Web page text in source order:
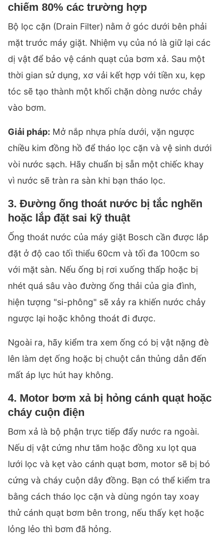
chiếm 80% các trường hợp
Bộ lọc cặn (Drain Filter) nằm ở góc dưới bên phải
mặt trước máy giặt. Nhiệm vụ của nó là giữ lại các
dị vật để bảo vệ cánh quạt của bơm xả. Sau một
thời gian sử dụng, xơ vải kết hợp với tiền xu, kẹp
tóc sẽ tạo thành một khối chặn dòng nước chảy
vào bơm.
Giải pháp: Mở nắp nhựa phía dưới, vặn ngược
chiều kim đồng hồ để tháo lọc cặn và vệ sinh dưới
vòi nước sạch. Hãy chuẩn bị sẵn một chiếc khay
vì nước sẽ tràn ra sàn khi bạn tháo lọc.
3. Đường ống thoát nước bị tắc nghẽn
hoặc lắp đặt sai kỹ thuật
Ống thoát nước của máy giặt Bosch cần được lắp
đặt ở độ cao tối thiểu 60cm và tối đa 100cm so
với mặt sàn. Nếu ống bị rơi xuống thấp hoặc bị
nhét quá sâu vào đường ống thải của gia đình,
hiện tượng "si-phông" sẽ xảy ra khiến nước chảy
ngược lại hoặc không thoát đi được.
Ngoài ra, hãy kiểm tra xem ống có bị vật nặng đè
lên làm dẹt ống hoặc bị chuột cắn thủng dẫn đến
mất áp lực hút hay không.
4. Motor bơm xả bị hỏng cánh quạt hoặc
cháy cuộn điện
Bơm xả là bộ phận trực tiếp đẩy nước ra ngoài.
Nếu dị vật cứng như tăm hoặc đồng xu lọt qua
lưới lọc và kẹt vào cánh quạt bơm, motor sẽ bị bó
cứng và cháy cuộn dây đồng. Bạn có thể kiểm tra
bằng cách tháo lọc cặn và dùng ngón tay xoay
thử cánh quạt bơm bên trong, nếu thấy kẹt hoặc
lỏng lẻo thì bơm đã hỏng.